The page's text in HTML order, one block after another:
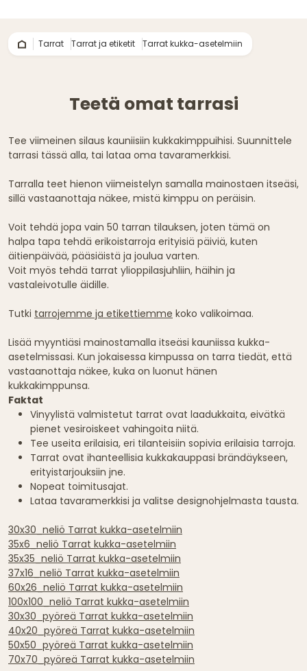
Tarrat Tarrat ja etiketit Tarrat kukka-asetelmiin
Teetä omat tarrasi
Tee viimeinen silaus kauniisiin kukkakimppuihisi. Suunnittele
tarrasi tässä alla, tai lataa oma tavaramerkkisi.
Tarralla teet hienon viimeistelyn samalla mainostaen itseäsi,
sillä vastaanottaja näkee, mistä kimppu on peräisin.
Voit tehdä jopa vain 50 tarran tilauksen, joten tämä on
halpa tapa tehdä erikoistarroja erityisiä päiviä, kuten
äitienpäivää, pääsiäistä ja joulua varten.
Voit myös tehdä tarrat ylioppilasjuhliin, häihin ja
vastaleivotulle äidille.
Tutki tarrojemme ja etikettiemme koko valikoimaa.
Lisää myyntiäsi mainostamalla itseäsi kauniissa kukka-
asetelmissasi. Kun jokaisessa kimpussa on tarra tiedät, että
vastaanottaja näkee, kuka on luonut hänen
kukkakimppunsa.
Faktat
Vinyylistä valmistetut tarrat ovat laadukkaita, eivätkä
pienet vesiroiskeet vahingoita niitä.
Tee useita erilaisia, eri tilanteisiin sopivia erilaisia tarroja.
Tarrat ovat ihanteellisia kukkakauppasi brändäykseen,
erityistarjouksiin jne.
Nopeat toimitusajat.
Lataa tavaramerkkisi ja valitse designohjelmasta tausta.
30x30_neliö Tarrat kukka-asetelmiin
35x6_neliö Tarrat kukka-asetelmiin
35x35_neliö Tarrat kukka-asetelmiin
37x16_neliö Tarrat kukka-asetelmiin
60x26_neliö Tarrat kukka-asetelmiin
100x100_neliö Tarrat kukka-asetelmiin
30x30_pyöreä Tarrat kukka-asetelmiin
40x20_pyöreä Tarrat kukka-asetelmiin
50x50_pyöreä Tarrat kukka-asetelmiin
70x70_pyöreä Tarrat kukka-asetelmiin